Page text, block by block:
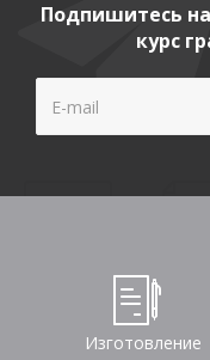
Подпишитесь
курс
Изготовление